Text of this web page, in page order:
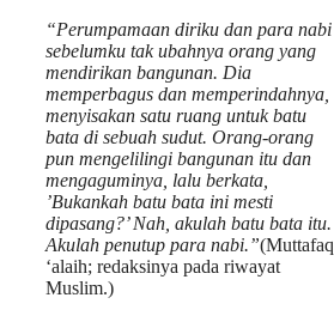
“Perumpamaan diriku dan para nabi
sebelumku tak ubahnya orang yang
mendirikan bangunan. Dia
memperbagus dan memperindahnya,
menyisakan satu ruang untuk batu
bata di sebuah sudut. Orang-orang
pun mengelilingi bangunan itu dan
mengaguminya, lalu berkata,
’Bukankah batu bata ini mesti
dipasang?’ Nah, akulah batu bata itu.
Akulah penutup para nabi.”(Muttafaq
‘alaih; redaksinya pada riwayat
Muslim.)